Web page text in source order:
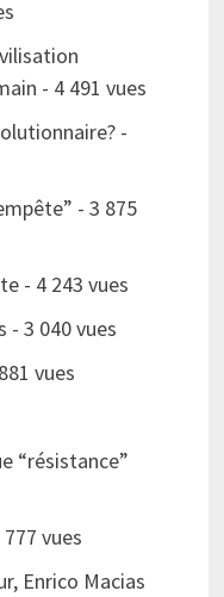
- 4 491 vues
-
- 3 875
- 4 243 vues
- 3 040 vues
vues
“résistance”
777 vues
Enrico Macias